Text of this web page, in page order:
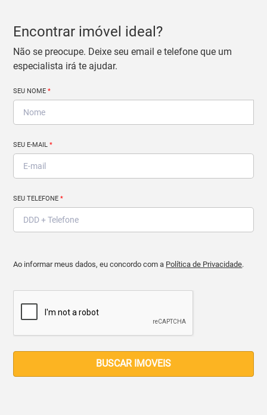
Encontrar imóvel ideal?
Não se preocupe. Deixe seu email e telefone que um
especialista irá te ajudar.
SEU NOME*
SEU E-MAIL*
SEU TELEFONE*
Ao informar meus dados, eu concordo com a Política de Privacidade.
BUSCAR IMOVEIS